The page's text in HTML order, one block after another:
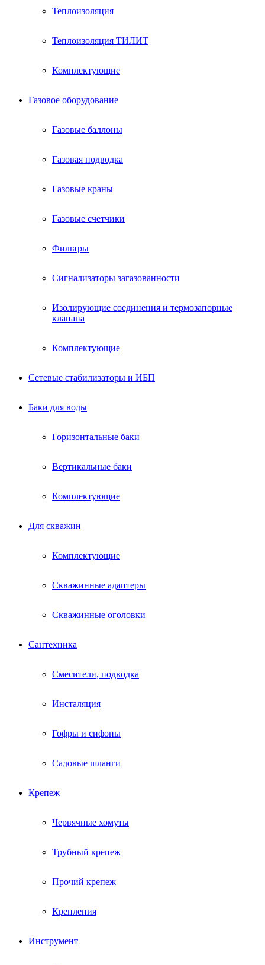
Теплоизоляция
Теплоизоляция ТИЛИТ
Комплектующие
Газовое оборудование
Газовые баллоны
Газовая подводка
Газовые краны
Газовые счетчики
Фильтры
Сигнализаторы загазованности
Изолирующие соединения и термозапорные
клапана
Комплектующие
Сетевые стабилизаторы и ИБП
Баки для воды
Горизонтальные баки
Вертикальные баки
Комплектующие
Для скважин
Комплектующие
Скважинные адаптеры
Скважинные оголовки
Сантехника
Смесители, подводка
Инсталяция
Гофры и сифоны
Садовые шланги
Крепеж
Червячные хомуты
Трубный крепеж
Прочий крепеж
Крепления
Инструмент